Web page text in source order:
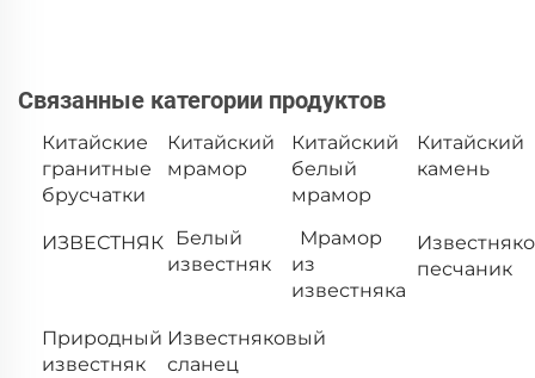
Связанные категории продуктов
Китайские
гранитные
брусчатки
Китайский
мрамор
Китайский
белый
мрамор
Китайский
камень
ИЗВЕСТНЯК
Белый
известняк
Мрамор
из
известняка
песчаник
Природный
известняк
Известняковый
сланец